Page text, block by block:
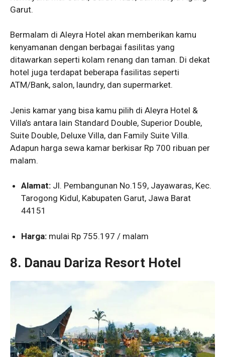
Garut.
Bermalam di Aleyra Hotel akan memberikan kamu
kenyamanan dengan berbagai fasilitas yang
ditawarkan seperti kolam renang dan taman. Di dekat
hotel juga terdapat beberapa fasilitas seperti
ATM/Bank, salon, laundry, dan supermarket.
Jenis kamar yang bisa kamu pilih di Aleyra Hotel &
Villa’s antara lain Standard Double, Superior Double,
Suite Double, Deluxe Villa, dan Family Suite Villa.
Adapun harga sewa kamar berkisar Rp 700 ribuan per
malam.
Alamat: Jl. Pembangunan No.159, Jayawaras, Kec.
Tarogong Kidul, Kabupaten Garut, Jawa Barat
44151
Harga: mulai Rp 755.197 / malam
8. Danau Dariza Resort Hotel